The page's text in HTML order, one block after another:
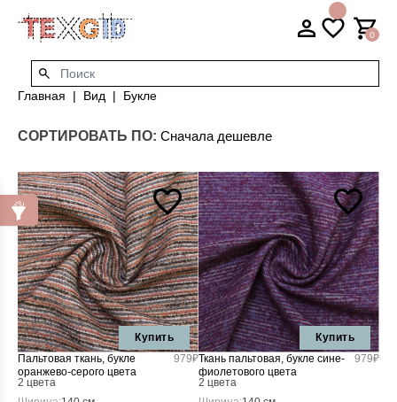
0
Главная Вид Букле
СОРТИРОВАТЬ ПО:
Купить
Пальтовая ткань, букле
оранжево-серого цвета
2 цвета
979₽
Купить
Ткань пальтовая, букле сине-
фиолетового цвета
2 цвета
979₽